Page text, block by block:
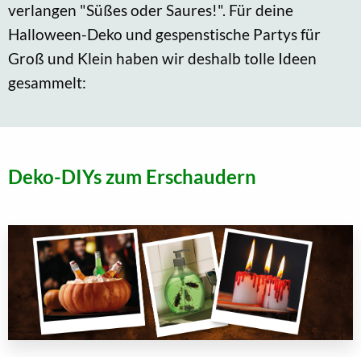
verlangen "Süßes oder Saures!". Für deine
Halloween-Deko und gespenstische Partys für
Groß und Klein haben wir deshalb tolle Ideen
gesammelt:
Deko-DIYs zum Erschaudern